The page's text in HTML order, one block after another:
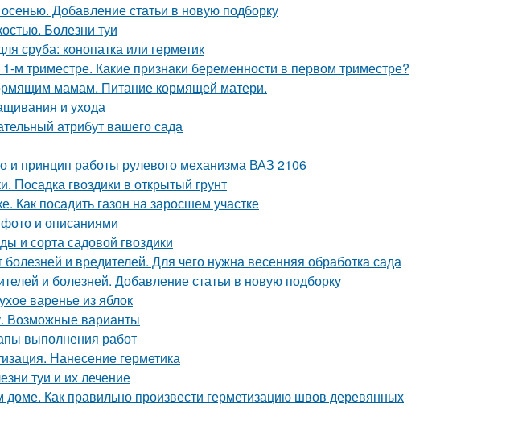
Добавление статьи в новую подборку
Болезни туи
сруба: конопатка или герметик
м триместре. Какие признаки беременности в первом триместре?
мамам. Питание кормящей матери.
и ухода
атрибут вашего сада
и принцип работы рулевого механизма ВАЗ 2106
Посадка гвоздики в открытый грунт
Как посадить газон на заросшем участке
фото и описаниями
и сорта садовой гвоздики
и вредителей. Для чего нужна весенняя обработка сада
и болезней. Добавление статьи в новую подборку
варенье из яблок
Возможные варианты
выполнения работ
Нанесение герметика
туи и их лечение
Как правильно произвести герметизацию швов деревянных